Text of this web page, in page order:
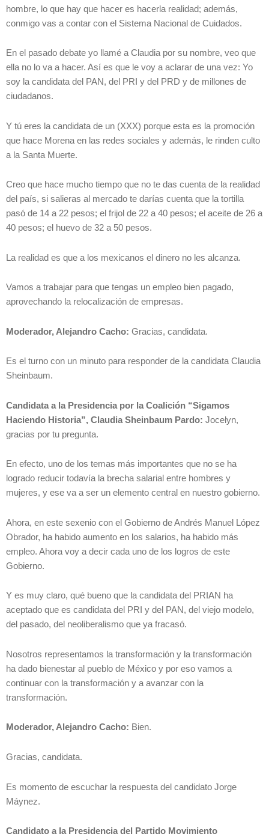
hombre, lo que hay que hacer es hacerla realidad; además,
conmigo vas a contar con el Sistema Nacional de Cuidados.
En el pasado debate yo llamé a Claudia por su nombre, veo que
ella no lo va a hacer. Así es que le voy a aclarar de una vez: Yo
soy la candidata del PAN, del PRI y del PRD y de millones de
ciudadanos.
Y tú eres la candidata de un (XXX) porque esta es la promoción
que hace Morena en las redes sociales y además, le rinden culto
a la Santa Muerte.
Creo que hace mucho tiempo que no te das cuenta de la realidad
del país, si salieras al mercado te darías cuenta que la tortilla
pasó de 14 a 22 pesos; el frijol de 22 a 40 pesos; el aceite de 26 a
40 pesos; el huevo de 32 a 50 pesos.
La realidad es que a los mexicanos el dinero no les alcanza.
Vamos a trabajar para que tengas un empleo bien pagado,
aprovechando la relocalización de empresas.
Moderador, Alejandro Cacho: Gracias, candidata.
Es el turno con un minuto para responder de la candidata Claudia
Sheinbaum.
Candidata a la Presidencia por la Coalición “Sigamos
Haciendo Historia”, Claudia Sheinbaum Pardo: Jocelyn,
gracias por tu pregunta.
En efecto, uno de los temas más importantes que no se ha
logrado reducir todavía la brecha salarial entre hombres y
mujeres, y ese va a ser un elemento central en nuestro gobierno.
Ahora, en este sexenio con el Gobierno de Andrés Manuel López
Obrador, ha habido aumento en los salarios, ha habido más
empleo. Ahora voy a decir cada uno de los logros de este
Gobierno.
Y es muy claro, qué bueno que la candidata del PRIAN ha
aceptado que es candidata del PRI y del PAN, del viejo modelo,
del pasado, del neoliberalismo que ya fracasó.
Nosotros representamos la transformación y la transformación
ha dado bienestar al pueblo de México y por eso vamos a
continuar con la transformación y a avanzar con la
transformación.
Moderador, Alejandro Cacho: Bien.
Gracias, candidata.
Es momento de escuchar la respuesta del candidato Jorge
Máynez.
Candidato a la Presidencia del Partido Movimiento